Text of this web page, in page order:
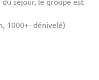
1000+- dénivelé)